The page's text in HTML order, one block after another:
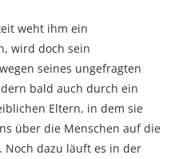
weht ihm ein
wird doch sein
seines ungefragten
bald auch durch ein
Eltern, in dem sie
über die Menschen auf die
Noch dazu läuft es in der